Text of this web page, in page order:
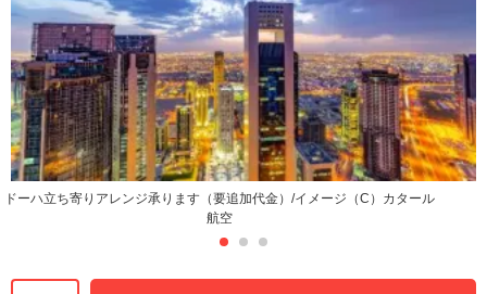
ドーハ立ち寄りアレンジ承ります（要追加代金）/イメージ（C）カタール
航空